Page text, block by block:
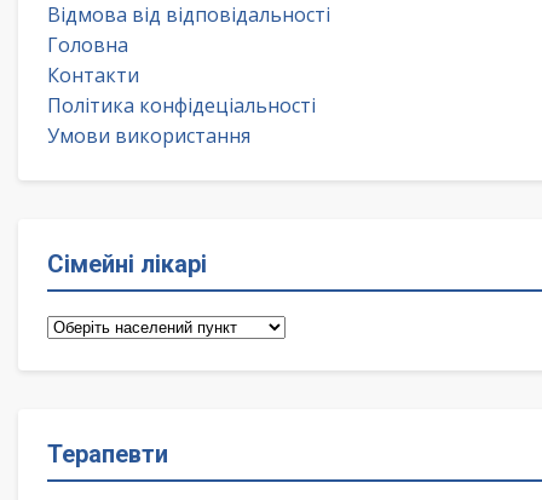
Відмова від відповідальності
Головна
Контакти
Політика конфідеціальності
Умови використання
Сімейні лікарі
Сімейні
Терапевти